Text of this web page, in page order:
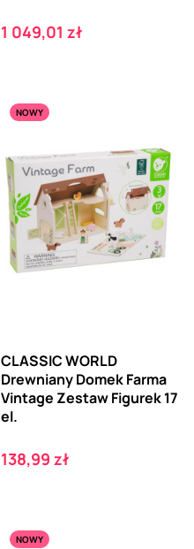
Cena
1 049,01 zł
NOWY
CLASSIC WORLD
Drewniany Domek Farma
Vintage Zestaw Figurek 17
el.
Cena
138,99 zł
NOWY